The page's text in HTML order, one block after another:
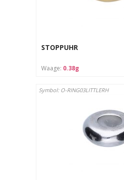
STOPPUHR
Waage: 0.38g
Symbol: O-RING03LITTLERH